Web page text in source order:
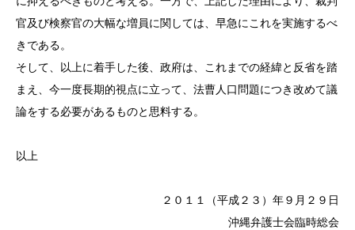
官及び検察官の大幅な増員に関しては、早急にこれを実施するべ
きである。
そして、以上に着手した後、政府は、これまでの経緯と反省を踏
まえ、今一度長期的視点に立って、法曹人口問題につき改めて議
論をする必要があるものと思料する。
以上
２０１１（平成２３）年９月２９日
沖縄弁護士会臨時総会